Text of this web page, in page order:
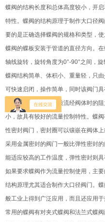
蝶阀的结构长度和总体高度较小，开
特性。蝶阀的结构原理于制作大口径
要的是正确选择蝶阀的规格和类型，使
蝶阀的蝶板安装于管道的直径方向。
轴线旋转，旋转角度为0°-90°之间，
蝶阀结构简单、体积小、重量轻，只
可快速启闭，操作简单，同时该阀门
置时，蝶板厚度是介质流经阀体时的
小，故具有较好的流量控制特性。蝶
性密封阀门，密封圈可以镶嵌在阀体上
采用金属密封的阀门一般比弹性密封
能适应较高的工作温度，弹性密封则具
如果要求蝶阀作为流量控制使用，主
结构原理尤其适合制作大口径阀门。
般工业上得到广泛应用，而且还应用于
常用的蝶阀有对夹式蝶阀和法兰式蝶